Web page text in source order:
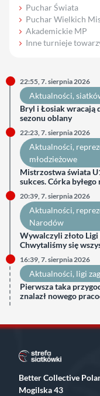
Puchar Świata
Puchar Wielkich
Akademickie MP
Inne turnieje
22:55, 7. sierpnia 2026
Aktualności,
Bryl i Łosiak wracają
sezonu oblany
22:23, 7. sierpnia 2026
Aktualności,
młodzieżowe
Mistrzostwa świata
sukces. Córka
20:39, 7. sierpnia 2026
Aktualności,
Narodów
Wywalczyli złoto
Chwytaliśmy się
16:39, 7. sierpnia 2026
Aktualności, ligi
Pierwsza taka
znalazł nowego
Better Collective
Mogilska 43